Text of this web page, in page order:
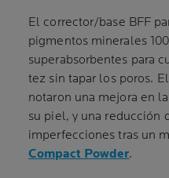
El corrector/base BFF
pigmentos minerales
superabsorbentes para
tez sin tapar los poros.
notaron una mejora en
su piel, y una reducción
imperfecciones tras un
Compact Powder.